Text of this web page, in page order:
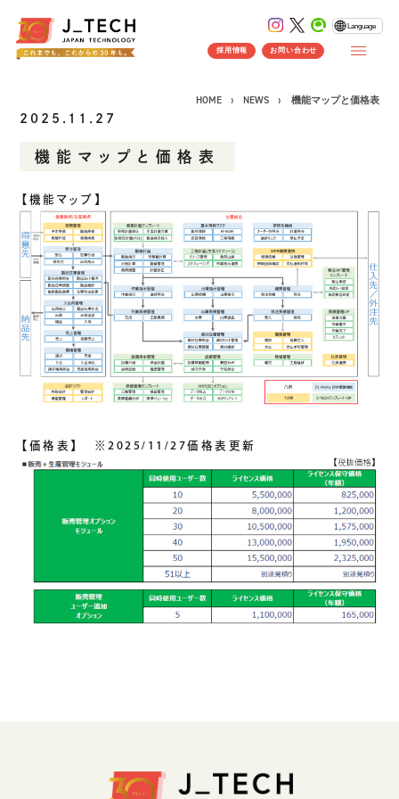
コンセプト
SERVICE
事業紹介
製品ソリューション
J's Works ERP
FLEXSCHE
クラウドソリューション
受託開発
生成AIソリューション
SUSTAINABILITY
サステナビリティ
セキュリティポリシー
認証／資格
COMPANY
Language
採用情報 お問い合わせ
HOME NEWS 機能マップと価格表
2025.11.27
機能マップと価格表
【機能マップ】
【価格表】 ※2025/11/27価格表更新